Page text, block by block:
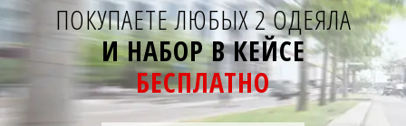
ПОКУПАЕТЕ ЛЮБЫХ 2 ОДЕЯЛА
И НАБОР В КЕЙСЕ
БЕСПЛАТНО